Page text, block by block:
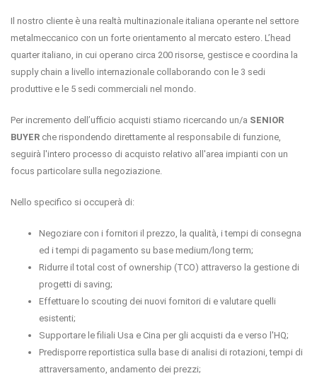
Il nostro cliente è una realtà multinazionale italiana operante nel settore
metalmeccanico con un forte orientamento al mercato estero. L’head
quarter italiano, in cui operano circa 200 risorse, gestisce e coordina la
supply chain a livello internazionale collaborando con le 3 sedi
produttive e le 5 sedi commerciali nel mondo.
Per incremento dell’ufficio acquisti stiamo ricercando un/a SENIOR
BUYER che rispondendo direttamente al responsabile di funzione,
seguirà l'intero processo di acquisto relativo all'area impianti con un
focus particolare sulla negoziazione.
Nello specifico si occuperà di:
Negoziare con i fornitori il prezzo, la qualità, i tempi di consegna
ed i tempi di pagamento su base medium/long term;
Ridurre il total cost of ownership (TCO) attraverso la gestione di
progetti di saving;
Effettuare lo scouting dei nuovi fornitori di e valutare quelli
esistenti;
Supportare le filiali Usa e Cina per gli acquisti da e verso l'HQ;
Predisporre reportistica sulla base di analisi di rotazioni, tempi di
attraversamento, andamento dei prezzi;